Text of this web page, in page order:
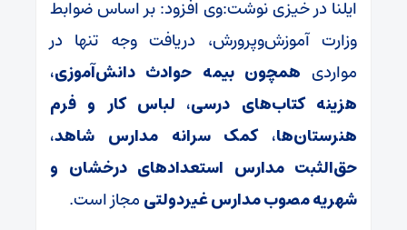
ایلنا در خیزی نوشت:وی افزود: بر اساس ضوابط
وزارت آموزش‌وپرورش، دریافت وجه تنها در
مواردی همچون بیمه حوادث دانش‌آموزی،
هزینه کتاب‌های درسی، لباس کار و فرم
هنرستان‌ها، کمک سرانه مدارس شاهد،
حق‌الثبت مدارس استعدادهای درخشان و
شهریه مصوب مدارس غیردولتیمجاز است.